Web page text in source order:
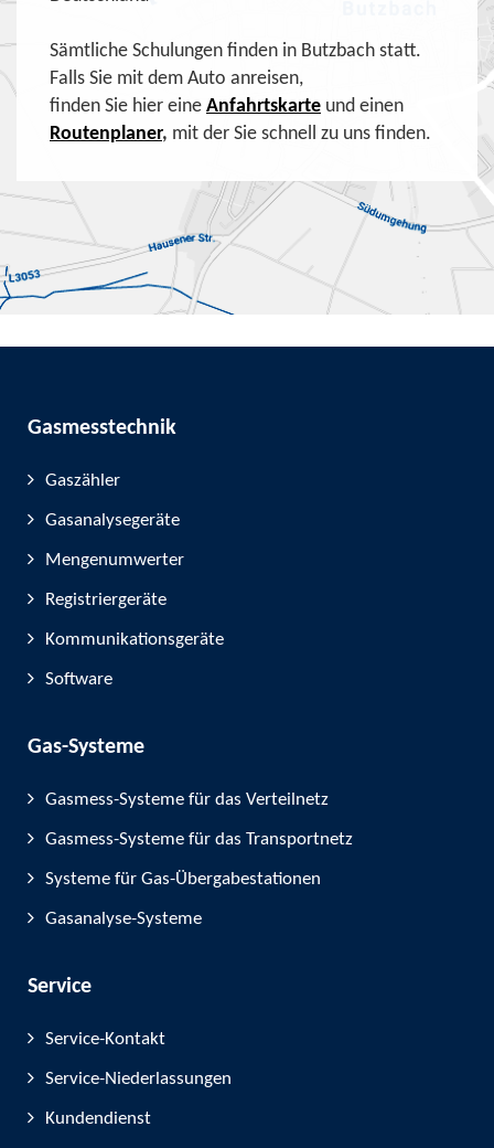
Sämtliche Schulungen finden in Butzbach statt.
Falls Sie mit dem Auto anreisen,
finden Sie hier eine Anfahrtskarte und einen
Routenplaner, mit der Sie schnell zu uns finden.
Gasmesstechnik
Gaszähler
Gasanalysegeräte
Mengenumwerter
Registriergeräte
Kommunikationsgeräte
Software
Gas-Systeme
Gasmess-Systeme für das Verteilnetz
Gasmess-Systeme für das Transportnetz
Systeme für Gas-Übergabestationen
Gasanalyse-Systeme
Service
Service-Kontakt
Service-Niederlassungen
Kundendienst